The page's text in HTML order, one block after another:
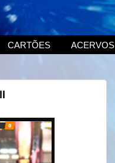
CARTÕES ACERVOS